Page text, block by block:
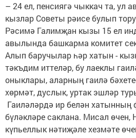
– 24 ел, пенсиягә чыккач та, ул
кызлар Советы рәисе булып
Рәсимә Галимҗан кызы 15 ел
авылында башкарма комитет
Алып баручылар һәр хатын -
тәкъдим иттеләр, бу лаеклы
оныклары, аларның гаилә
хөрмәт, дуслык, уртак эшләр
Гаиләләрдә ир белән хатынның
бүләкләре саклана. Мисал өчен,
күпьеллык нәтиҗәле хезмәте